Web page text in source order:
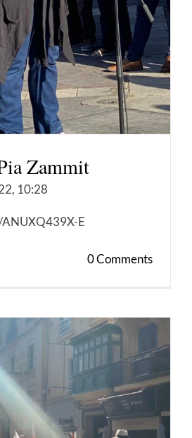
Zammit
10:28
E
0 Comments